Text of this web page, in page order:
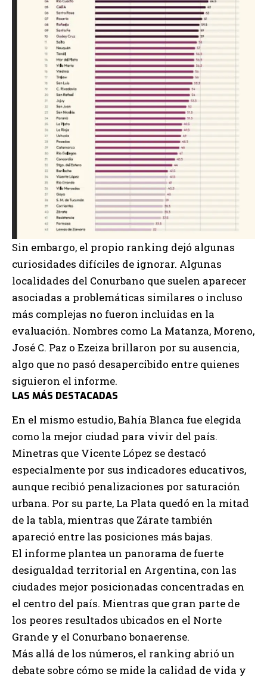
Sin embargo, el propio ranking dejó algunas
curiosidades difíciles de ignorar. Algunas
localidades del Conurbano que suelen aparecer
asociadas a problemáticas similares o incluso
más complejas no fueron incluidas en la
evaluación. Nombres como La Matanza, Moreno,
José C. Paz o Ezeiza brillaron por su ausencia,
algo que no pasó desapercibido entre quienes
siguieron el informe.
LAS MÁS DESTACADAS
En el mismo estudio, Bahía Blanca fue elegida
como la mejor ciudad para vivir del país.
Minetras que Vicente López se destacó
especialmente por sus indicadores educativos,
aunque recibió penalizaciones por saturación
urbana. Por su parte, La Plata quedó en la mitad
de la tabla, mientras que Zárate también
apareció entre las posiciones más bajas.
El informe plantea un panorama de fuerte
desigualdad territorial en Argentina, con las
ciudades mejor posicionadas concentradas en
el centro del país. Mientras que gran parte de
los peores resultados ubicados en el Norte
Grande y el Conurbano bonaerense.
Más allá de los números, el ranking abrió un
debate sobre cómo se mide la calidad de vida y